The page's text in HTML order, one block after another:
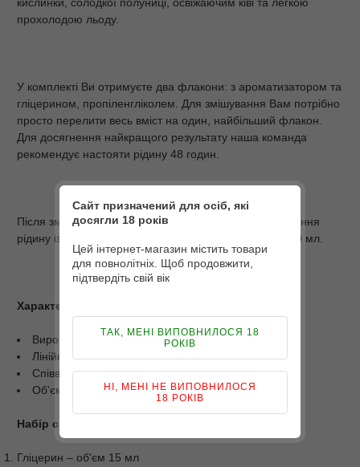
прохолодою льоду.
У комплекті Ви отримуєте два флакони: з ароматизатором та
гліцерином, пропіленгліколем. Для змішування Вам потрібно
просто перелити весь вміст на один, найбільший флакон.
Для досягнення найкращого результату наша команда
рекомендує настояти рідину 48 годин.
Після змішування Ви отримаєте готову для використання
рідину із співвідношенням PG/VG 50/50 та об'ємом 30 мл.
Характеристики
Виробник: Flavorlab;
Лінійка: PE10000;
Співвідношення PG/VG: 50/50;
Об'єм: 30мл.
Набір складається з 2-х компонентів
Гліцерин – об'єм 15 мл
Сайт призначений для осіб, які
досягли 18 років
Цей інтернет-магазин містить товари
для повнолітніх. Щоб продовжити,
підтвердіть свій вік
ТАК, МЕНІ ВИПОВНИЛОСЯ 18
РОКІВ
НІ, МЕНІ НЕ ВИПОВНИЛОСЯ
18 РОКІВ